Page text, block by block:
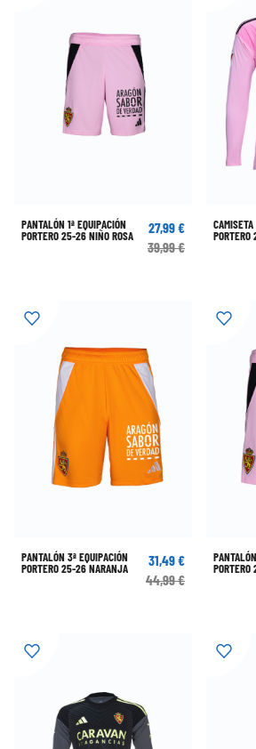
PANTALÓN 1ª EQUIPACIÓN
PORTERO 25-26 NIÑO ROSA
27,99 €
39,99 €
CAMISETA
PANTALÓN 3ª EQUIPACIÓN
PORTERO 25-26 NARANJA
31,49 €
44,99 €